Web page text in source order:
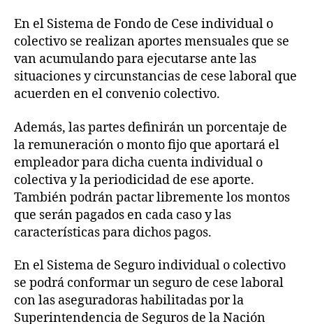
En el Sistema de Fondo de Cese individual o
colectivo se realizan aportes mensuales que se
van acumulando para ejecutarse ante las
situaciones y circunstancias de cese laboral que
acuerden en el convenio colectivo.
Además, las partes definirán un porcentaje de
la remuneración o monto fijo que aportará el
empleador para dicha cuenta individual o
colectiva y la periodicidad de ese aporte.
También podrán pactar libremente los montos
que serán pagados en cada caso y las
características para dichos pagos.
En el Sistema de Seguro individual o colectivo
se podrá conformar un seguro de cese laboral
con las aseguradoras habilitadas por la
Superintendencia de Seguros de la Nación